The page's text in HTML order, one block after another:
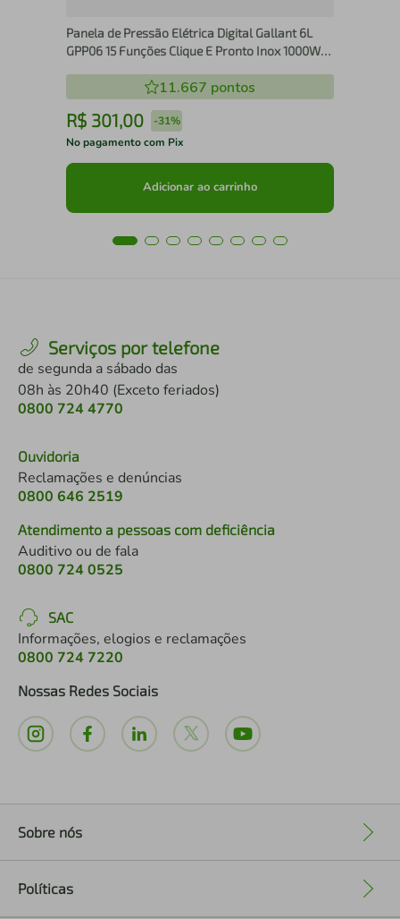
Panela de Pressão Elétrica Digital Gallant 6L
GPP06 15 Funções Clique E Pronto Inox 1000W
11.667 pontos
R$ 301,00 -31%
No pagamento com Pix
Adicionar ao carrinho
Serviços por telefone
de segunda a sábado das
08h às 20h40 (Exceto feriados)
0800 724 4770
Ouvidoria
Reclamações e denúncias
0800 646 2519
Atendimento a pessoas com deficiência
Auditivo ou de fala
0800 724 0525
SAC
Informações, elogios e reclamações
0800 724 7220
Nossas Redes Sociais
Sobre nós
Políticas